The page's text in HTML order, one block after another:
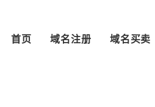
首页 域名注册 域名买卖